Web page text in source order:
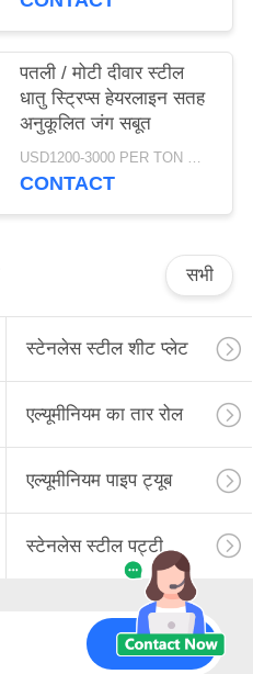
पतली / मोटी दीवार स्टील
धातु स्ट्रिप्स हेयरलाइन सतह
अनुकूलित जंग सबूत
USD1200-3000 PER TON MOQ:1TON
CONTACT
सभी
स्टेनलेस स्टील शीट प्लेट
एल्यूमीनियम का तार रोल
एल्यूमीनियम पाइप ट्यूब
स्टेनलेस स्टील पट्टी
सदस्यता लें